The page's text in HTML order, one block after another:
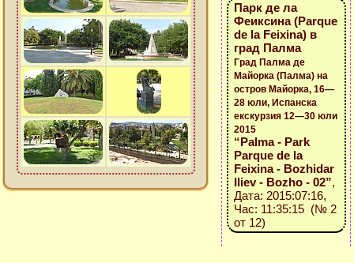
Парк де ла
Феиксина (Parque
de la Feixina) в
град Палма
Град Палма де
Майорка (Палма) на
остров Майорка, 16—
28 юли, Испанска
екскурзия 12—30 юли
2015
“Palma - Park
Parque de la
Feixina - Bozhidar
Iliev - Bozho - 02”,
Дата: 2015:07:16,
Час: 11:35:15 (№ 2
от 12)